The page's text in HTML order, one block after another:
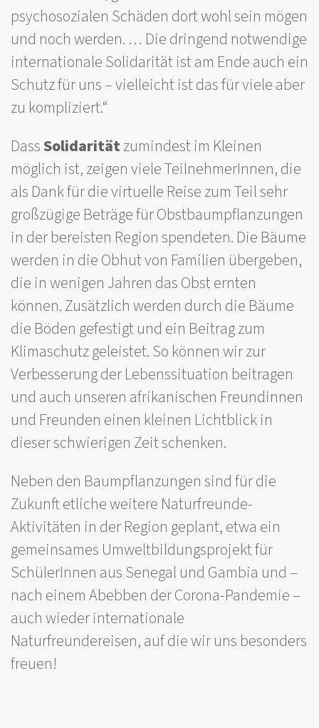
psychosozialen Schäden dort wohl sein mögen
und noch werden. … Die dringend notwendige
internationale Solidarität ist am Ende auch ein
Schutz für uns – vielleicht ist das für viele aber
zu kompliziert.“
DassSolidaritätzumindest im Kleinen
möglich ist, zeigen viele TeilnehmerInnen, die
als Dank für die virtuelle Reise zum Teil sehr
großzügige Beträge für Obstbaumpflanzungen
in der bereisten Region spendeten. Die Bäume
werden in die Obhut von Familien übergeben,
die in wenigen Jahren das Obst ernten
können. Zusätzlich werden durch die Bäume
die Böden gefestigt und ein Beitrag zum
Klimaschutz geleistet. So können wir zur
Verbesserung der Lebenssituation beitragen
und auch unseren afrikanischen Freundinnen
und Freunden einen kleinen Lichtblick in
dieser schwierigen Zeit schenken.
Neben den Baumpflanzungen sind für die
Zukunft etliche weitere Naturfreunde-
Aktivitäten in der Region geplant, etwa ein
gemeinsames Umweltbildungsprojekt für
SchülerInnen aus Senegal und Gambia und –
nach einem Abebben der Corona-Pandemie –
auch wieder internationale
Naturfreundereisen, auf die wir uns besonders
freuen!